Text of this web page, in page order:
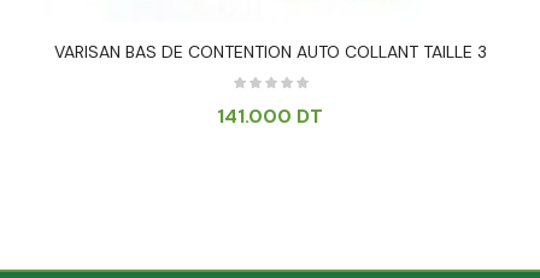
VARISAN BAS DE CONTENTION AUTO COLLANT TAILLE 3
141.000 DT